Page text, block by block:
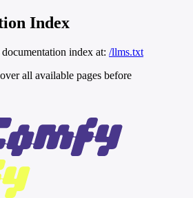
Index
index at: /llms.txt
all available pages before